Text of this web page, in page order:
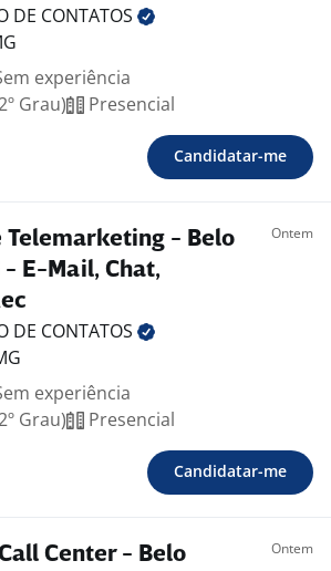
DE CONTATOS
experiência
Grau)
Presencial
Candidatar-me
Telemarketing - Belo
- E-Mail, Chat,
Ontem
DE CONTATOS
experiência
Grau)
Presencial
Candidatar-me
Center - Belo
Ontem